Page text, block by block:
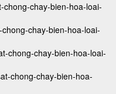
chong-chay-bien-hoa-loai-
chay-bien-hoa-loai-
chong-chay-bien-hoa-loai-
chong-chay-bien-hoa-